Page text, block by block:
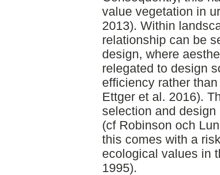
value vegetation in
2013). Within
relationship can be
design, where
relegated to design
efficiency rather
Ettger et al. 2016).
selection and
(cf Robinson och
this comes with a
ecological values in
1995).